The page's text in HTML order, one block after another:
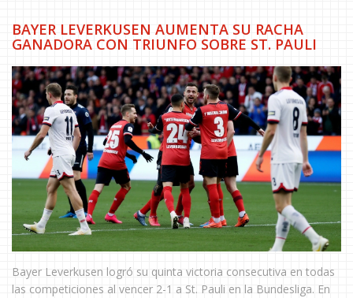
BAYER LEVERKUSEN AUMENTA SU RACHA
GANADORA CON TRIUNFO SOBRE ST. PAULI
Bayer Leverkusen logró su quinta victoria consecutiva en todas
las competiciones al vencer 2-1 a St. Pauli en la Bundesliga. En